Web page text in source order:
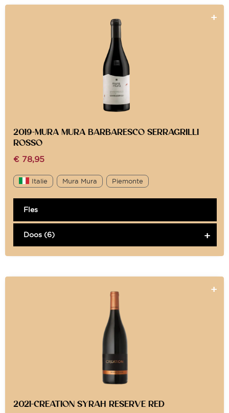
2019-MURA MURA BARBARESCO SERRAGRILLI
ROSSO
€ 78,95
Italie Mura Mura Piemonte
Fles
Doos (6)
2021-CREATION SYRAH RESERVE RED